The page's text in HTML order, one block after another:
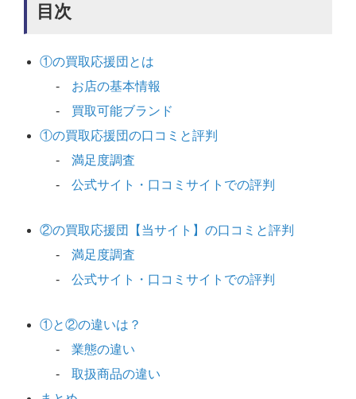
目次
①の買取応援団とは
お店の基本情報
買取可能ブランド
①の買取応援団の口コミと評判
満足度調査
公式サイト・口コミサイトでの評判
②の買取応援団【当サイト】の口コミと評判
満足度調査
公式サイト・口コミサイトでの評判
①と②の違いは？
業態の違い
取扱商品の違い